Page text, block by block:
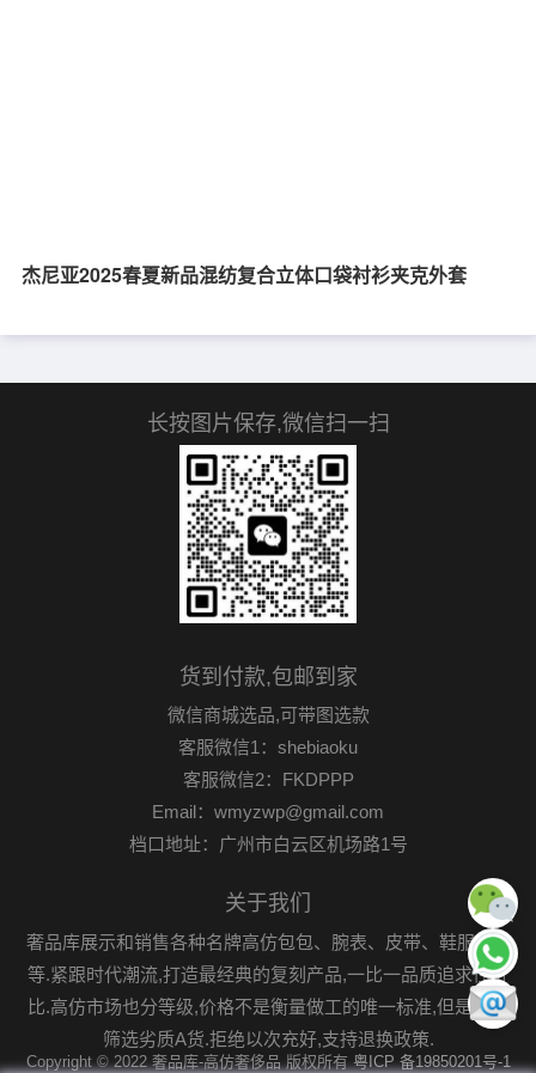
杰尼亚2025春夏新品混纺复合立体口袋衬衫夹克外套
长按图片保存,微信扫一扫
货到付款,包邮到家
微信商城选品,可带图选款
客服微信1：shebiaoku
客服微信2：FKDPPP
Email：wmyzwp@gmail.com
档口地址：广州市白云区机场路1号
关于我们
奢品库展示和销售各种名牌高仿包包、腕表、皮带、鞋服首饰
等.紧跟时代潮流,打造最经典的复刻产品,一比一品质追求性价
比.高仿市场也分等级,价格不是衡量做工的唯一标准,但是可以
筛选劣质A货.拒绝以次充好,支持退换政策.
Copyright © 2022 奢品库-高仿奢侈品 版权所有 粤ICP 备19850201号-1